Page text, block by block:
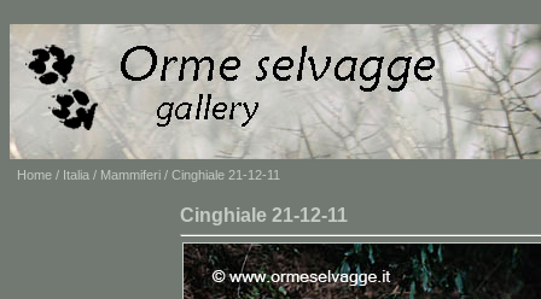
Home / Italia / Mammiferi / Cinghiale 21-12-11
Cinghiale 21-12-11